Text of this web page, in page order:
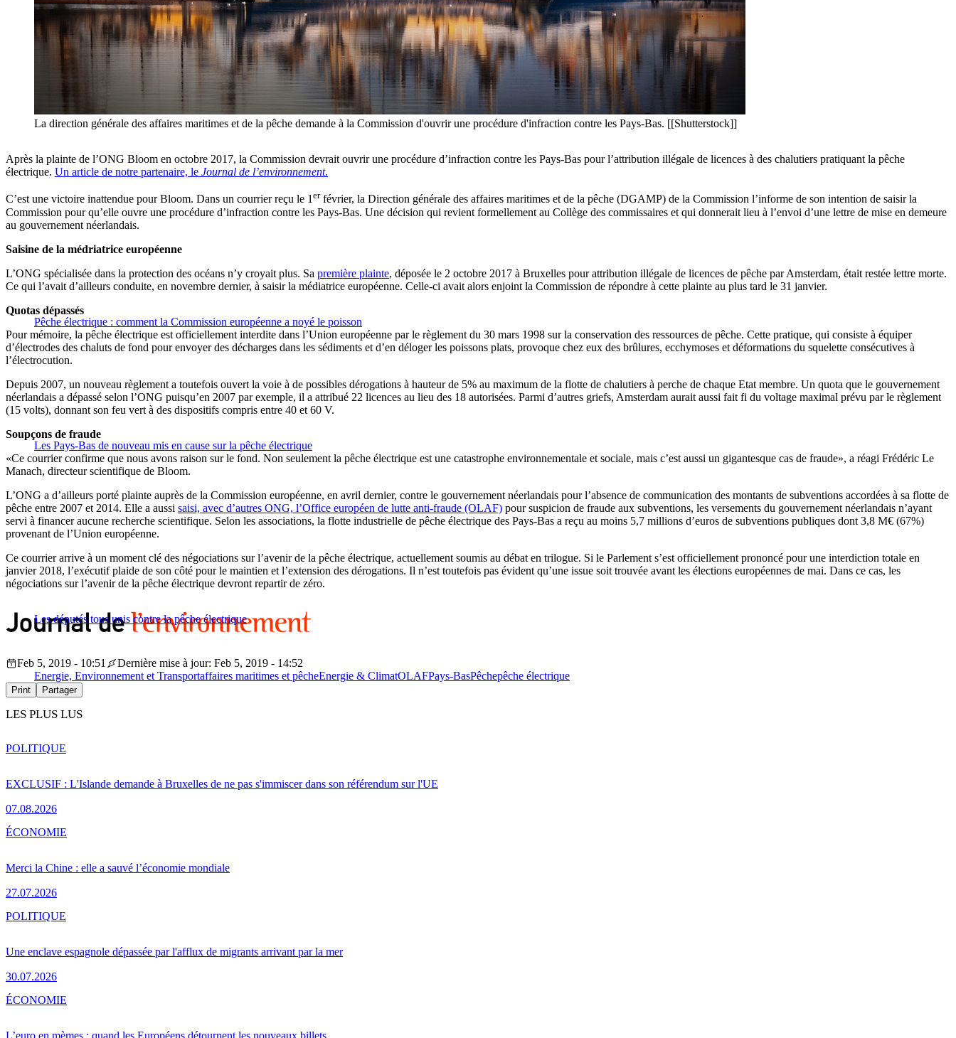
La direction générale des affaires maritimes et de la pêche demande à la Commission d'ouvrir une procédure d'infraction contre les Pays-Bas. [[Shutterstock]]
Après la plainte de l’ONG Bloom en octobre 2017, la Commission devrait ouvrir une procédure d’infraction contre les Pays-Bas pour l’attribution illégale de licences à des chalutiers pratiquant la pêche
électrique. Un article de notre partenaire, le Journal de l’environnement.
C’est une victoire inattendue pour Bloom. Dans un courrier reçu le 1erfévrier, la Direction générale des affaires maritimes et de la pêche (DGAMP) de la Commission l’informe de son intention de saisir la
Commission pour qu’elle ouvre une procédure d’infraction contre les Pays-Bas. Une décision qui revient formellement au Collège des commissaires et qui donnerait lieu à l’envoi d’une lettre de mise en demeure
au gouvernement néerlandais.
Saisine de la médriatrice européenne
L’ONG spécialisée dans la protection des océans n’y croyait plus. Sa première plainte, déposée le 2 octobre 2017 à Bruxelles pour attribution illégale de licences de pêche par Amsterdam, était restée lettre morte.
Ce qui l’avait d’ailleurs conduite, en novembre dernier, à saisir la médiatrice européenne. Celle-ci avait alors enjoint la Commission de répondre à cette plainte au plus tard le 31 janvier.
Pêche électrique : comment la Commission européenne a noyé le poisson
Quotas dépassés
Pour mémoire, la pêche électrique est officiellement interdite dans l’Union européenne par le règlement du 30 mars 1998 sur la conservation des ressources de pêche. Cette pratique, qui consiste à équiper
d’électrodes des chaluts de fond pour envoyer des décharges dans les sédiments et d’en déloger les poissons plats, provoque chez eux des brûlures, ecchymoses et déformations du squelette consécutives à
l’électrocution.
Depuis 2007, un nouveau règlement a toutefois ouvert la voie à de possibles dérogations à hauteur de 5% au maximum de la flotte de chalutiers à perche de chaque Etat membre. Un quota que le gouvernement
néerlandais a dépassé selon l’ONG puisqu’en 2007 par exemple, il a attribué 22 licences au lieu des 18 autorisées. Parmi d’autres griefs, Amsterdam aurait aussi fait fi du voltage maximal prévu par le règlement
(15 volts), donnant son feu vert à des dispositifs compris entre 40 et 60 V.
Les Pays-Bas de nouveau mis en cause sur la pêche électrique
Soupçons de fraude
«Ce courrier confirme que nous avons raison sur le fond. Non seulement la pêche électrique est une catastrophe environnementale et sociale, mais c’est aussi un gigantesque cas de fraude», a réagi Frédéric Le
Manach, directeur scientifique de Bloom.
L’ONG a d’ailleurs porté plainte auprès de la Commission européenne, en avril dernier, contre le gouvernement néerlandais pour l’absence de communication des montants de subventions accordées à sa flotte de
pêche entre 2007 et 2014. Elle a aussi saisi, avec d’autres ONG, l’Office européen de lutte anti-fraude (OLAF) pour suspicion de fraude aux subventions, les versements du gouvernement néerlandais n’ayant
servi à financer aucune recherche scientifique. Selon les associations, la flotte industrielle de pêche électrique des Pays-Bas a reçu au moins 5,7 millions d’euros de subventions publiques dont 3,8 M€ (67%)
provenant de l’Union européenne.
Ce courrier arrive à un moment clé des négociations sur l’avenir de la pêche électrique, actuellement soumis au débat en trilogue. Si le Parlement s’est officiellement prononcé pour une interdiction totale en
janvier 2018, l’exécutif plaide de son côté pour le maintien et l’extension des dérogations. Il n’est toutefois pas évident qu’une issue soit trouvée avant les élections européennes de mai. Dans ce cas, les
négociations sur l’avenir de la pêche électrique devront repartir de zéro.
Les députés tous unis contre la pêche électrique
Feb 5, 2019 - 10:51
Dernière mise à jour: Feb 5, 2019 - 14:52
Energie, Environnement et Transportaffaires maritimes et pêcheEnergie & ClimatOLAFPays-BasPêchepêche électrique
Print Partager
LES PLUS LUS
EXCLUSIF : L'Islande demande à Bruxelles de ne pas s'immiscer dans son référendum sur l'UE
07.08.2026
POLITIQUE
Merci la Chine : elle a sauvé l’économie mondiale
27.07.2026
ÉCONOMIE
Une enclave espagnole dépassée par l'afflux de migrants arrivant par la mer
30.07.2026
POLITIQUE
L’euro en mèmes : quand les Européens détournent les nouveaux billets
ÉCONOMIE